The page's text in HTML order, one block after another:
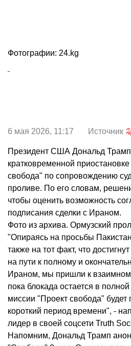
Фотографии: 24.kg
6 мая 2026, 11:17 Источник
Президент США Дональд
кратковременной
свобода" по сопровождению
проливе. По его словам,
чтобы оценить возможность
подписания сделки с Ираном.
Фото из архива. Ормузский
"Опираясь на просьбы
также на тот факт, что
на пути к полному и
Ираном, мы пришли к
пока блокада остается в
миссии "Проект свобода" будет
короткий период времени", -
лидер в своей соцсети Truth
Напомним, Дональд Трамп